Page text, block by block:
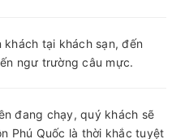
tại khách sạn, đến
ngư trường câu mực.
đang chạy, quý khách sẽ
Phú Quốc là thời khắc tuyệt